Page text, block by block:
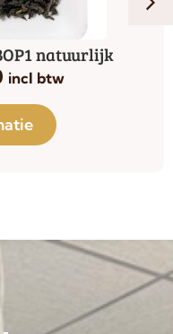
natuurlijk
incl btw